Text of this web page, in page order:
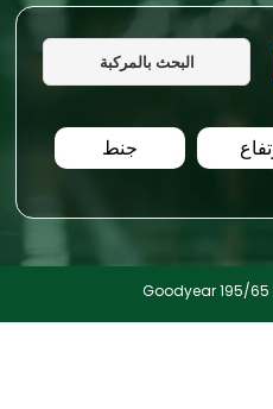
البحث بالمركبة
جنط
Goodyear 195/65